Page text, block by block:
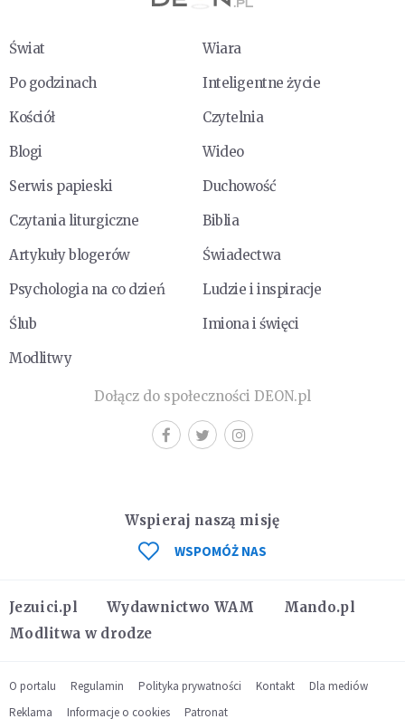
Świat
Wiara
Po godzinach
Inteligentne życie
Kościół
Czytelnia
Blogi
Wideo
Serwis papieski
Duchowość
Czytania liturgiczne
Biblia
Artykuły blogerów
Świadectwa
Psychologia na co dzień
Ludzie i inspiracje
Ślub
Imiona i święci
Modlitwy
Dołącz do społeczności DEON.pl
Jezuici.pl Wydawnictwo WAM
Mando.pl
Modlitwa w drodze
Wspieraj naszą misję
WSPOMÓŻ NAS
O portalu Regulamin Polityka prywatności Kontakt
Dla mediów
Reklama
Informacje o cookies Patronat